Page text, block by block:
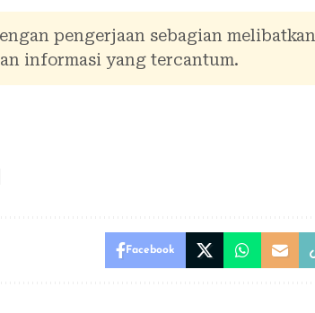
pengerjaan sebagian melibatkan
informasi yang tercantum.
Facebook